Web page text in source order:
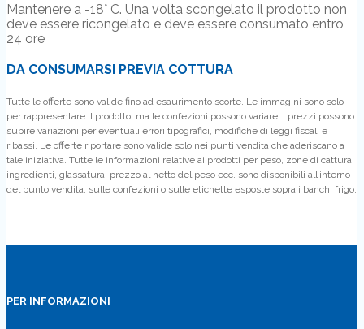
Mantenere a -18° C. Una volta scongelato il prodotto non
deve essere ricongelato e deve essere consumato entro
24 ore
DA CONSUMARSI PREVIA COTTURA
Tutte le offerte sono valide fino ad esaurimento scorte. Le immagini sono solo
per rappresentare il prodotto, ma le confezioni possono variare. I prezzi possono
subire variazioni per eventuali errori tipografici, modifiche di leggi fiscali e
ribassi. Le offerte riportare sono valide solo nei punti vendita che aderiscano a
tale iniziativa. Tutte le informazioni relative ai prodotti per peso, zone di cattura,
ingredienti, glassatura, prezzo al netto del peso ecc. sono disponibili all’interno
del punto vendita, sulle confezioni o sulle etichette esposte sopra i banchi frigo.
PER INFORMAZIONI